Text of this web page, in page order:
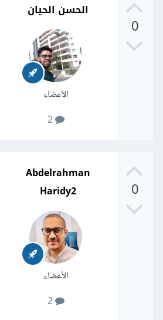
0
الحسن الحيان
الأعضاء
2
0
Abdelrahman
Haridy2
الأعضاء
2